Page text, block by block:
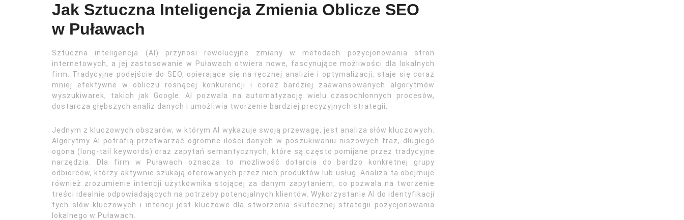
Jak Sztuczna Inteligencja Zmienia Oblicze SEO
w Puławach
Sztuczna inteligencja (AI) przynosi rewolucyjne zmiany w metodach pozycjonowania stron
internetowych, a jej zastosowanie w Puławach otwiera nowe, fascynujące możliwości dla lokalnych
firm. Tradycyjne podejście do SEO, opierające się na ręcznej analizie i optymalizacji, staje się coraz
mniej efektywne w obliczu rosnącej konkurencji i coraz bardziej zaawansowanych algorytmów
wyszukiwarek, takich jak Google. AI pozwala na automatyzację wielu czasochłonnych procesów,
dostarcza głębszych analiz danych i umożliwia tworzenie bardziej precyzyjnych strategii.
Jednym z kluczowych obszarów, w którym AI wykazuje swoją przewagę, jest analiza słów kluczowych.
Algorytmy AI potrafią przetwarzać ogromne ilości danych w poszukiwaniu niszowych fraz, długiego
ogona (long-tail keywords) oraz zapytań semantycznych, które są często pomijane przez tradycyjne
narzędzia. Dla firm w Puławach oznacza to możliwość dotarcia do bardzo konkretnej grupy
odbiorców, którzy aktywnie szukają oferowanych przez nich produktów lub usług. Analiza ta obejmuje
również zrozumienie intencji użytkownika stojącej za danym zapytaniem, co pozwala na tworzenie
treści idealnie odpowiadających na potrzeby potencjalnych klientów. Wykorzystanie AI do identyfikacji
tych słów kluczowych i intencji jest kluczowe dla stworzenia skutecznej strategii pozycjonowania
lokalnego w Puławach.